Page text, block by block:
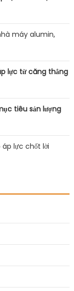
máy alumin,
lực từ căng thẳng
tiêu sản lượng
áp lực chốt lời